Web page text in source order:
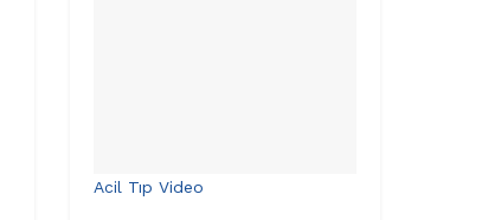
Acil Tıp Video